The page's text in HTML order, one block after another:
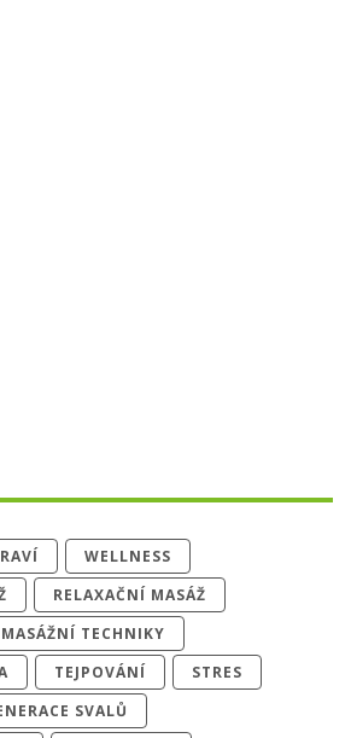
WELLNESS
RELAXAČNÍ MASÁŽ
MASÁŽNÍ TECHNIKY
TEJPOVÁNÍ
STRES
SVALŮ